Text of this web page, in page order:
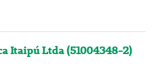
Itaipú Ltda (51004348-2)